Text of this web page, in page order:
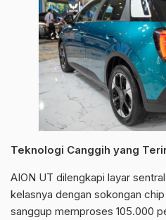
Teknologi Canggih yang
AION UT dilengkapi layar
kelasnya dengan sokongan
sanggup memproses 105.000